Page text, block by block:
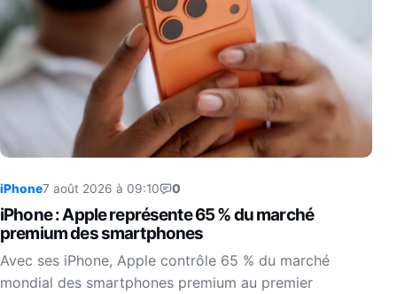
iPhone7 août 2026 à 09:10 0
iPhone : Apple représente 65 % du marché
premium des smartphones
Avec ses iPhone, Apple contrôle 65 % du marché
mondial des smartphones premium au premier